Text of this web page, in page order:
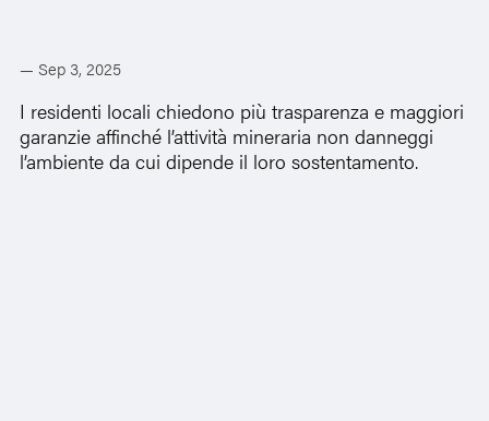
— Sep 3, 2025
I residenti locali chiedono più trasparenza e maggiori
garanzie affinché l’attività mineraria non danneggi
l’ambiente da cui dipende il loro sostentamento.